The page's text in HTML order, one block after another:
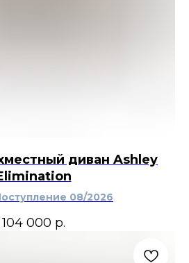
диван Ashley
08/2026
104 000 р.